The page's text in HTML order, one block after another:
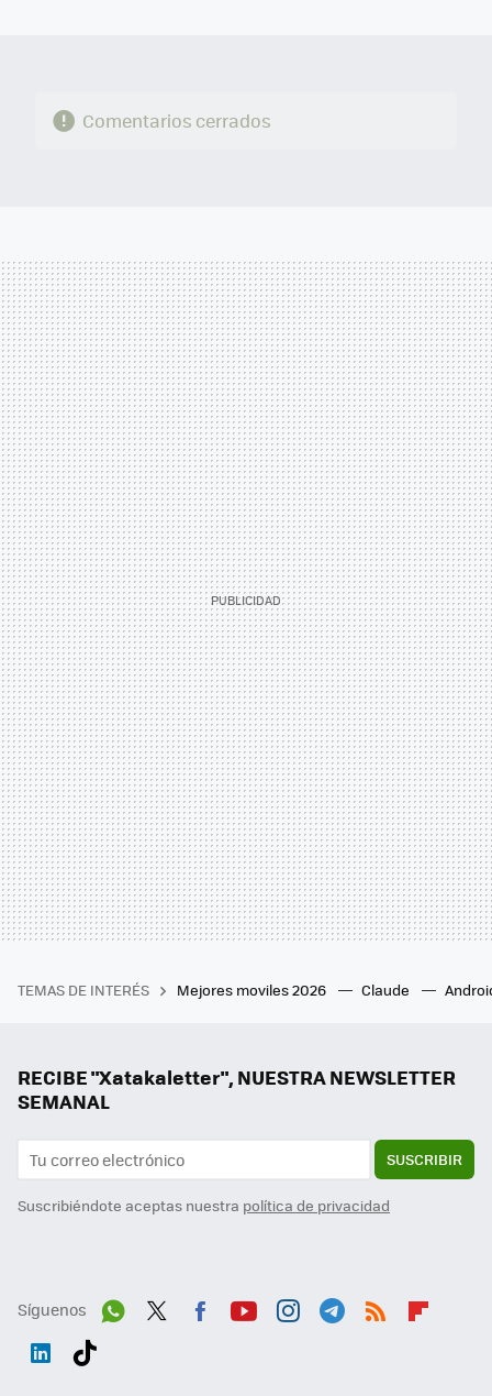
Comentarios cerrados
TEMAS DE INTERÉS Mejores moviles 2026 Claude
RECIBE "Xatakaletter", NUESTRA NEWSLETTER
SEMANAL
SUSCRIBIR
Suscribiéndote aceptas nuestra política de privacidad
Síguenos